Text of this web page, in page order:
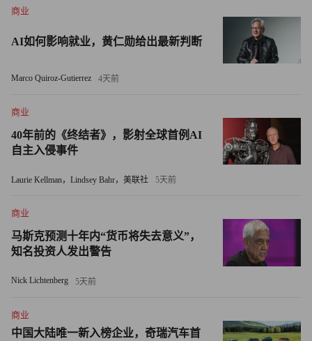
他表示，部分原因在于人才短缺。“懂得从零搭建业务的人
才，通常不会留在Meta这样的大公司，而是自己去创办初创
Meta的广告业务
尽管对Meta转向云计算业务持怀疑态度，但道格拉斯仍然看
好Meta整体的人工智能战略，尤其是开源模型及其对广告业
报。
“长期来看，我其实非常看好Meta的人工智能模型和整个
据构建和训练这些模型，有动力以极具竞争力的价格对外开
放。这不仅利好Meta自身的广告业务，也会惠及整个广告行
商业
AI如何影响就业，黄仁勋给出最新判断
Marco Quiroz-Gutierrez 4天前
商业
40年前的《终结者》，影射全球首例AI
自主入侵事件
Laurie Kellman，Lindsey Bahr，美联社 5天前
商业
马斯克预测十年内“货币将失去意义”，
知名投资人发出警告
Nick Lichtenberg 5天前
商业
中国大陆唯一新入榜企业，奇瑞汽车首